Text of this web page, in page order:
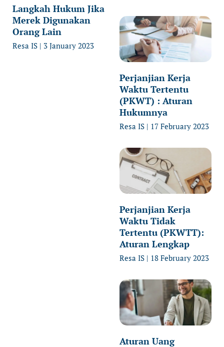
Langkah Hukum Jika
Merek Digunakan
Orang Lain
Resa IS 3 January 2023
Perjanjian Kerja
Waktu Tertentu
(PKWT) : Aturan
Hukumnya
Resa IS 17 February 2023
Perjanjian Kerja
Waktu Tidak
Tertentu (PKWTT):
Aturan Lengkap
Resa IS 18 February 2023
Aturan Uang